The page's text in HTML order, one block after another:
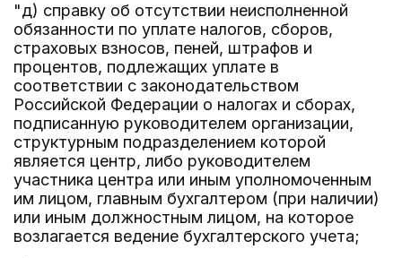
"д) справку об отсутствии неисполненной
обязанности по уплате налогов, сборов,
страховых взносов, пеней, штрафов и
процентов, подлежащих уплате в
соответствии с законодательством
Российской Федерации о налогах и сборах,
подписанную руководителем организации,
структурным подразделением которой
является центр, либо руководителем
участника центра или иным уполномоченным
им лицом, главным бухгалтером (при наличии)
или иным должностным лицом, на которое
возлагается ведение бухгалтерского учета;